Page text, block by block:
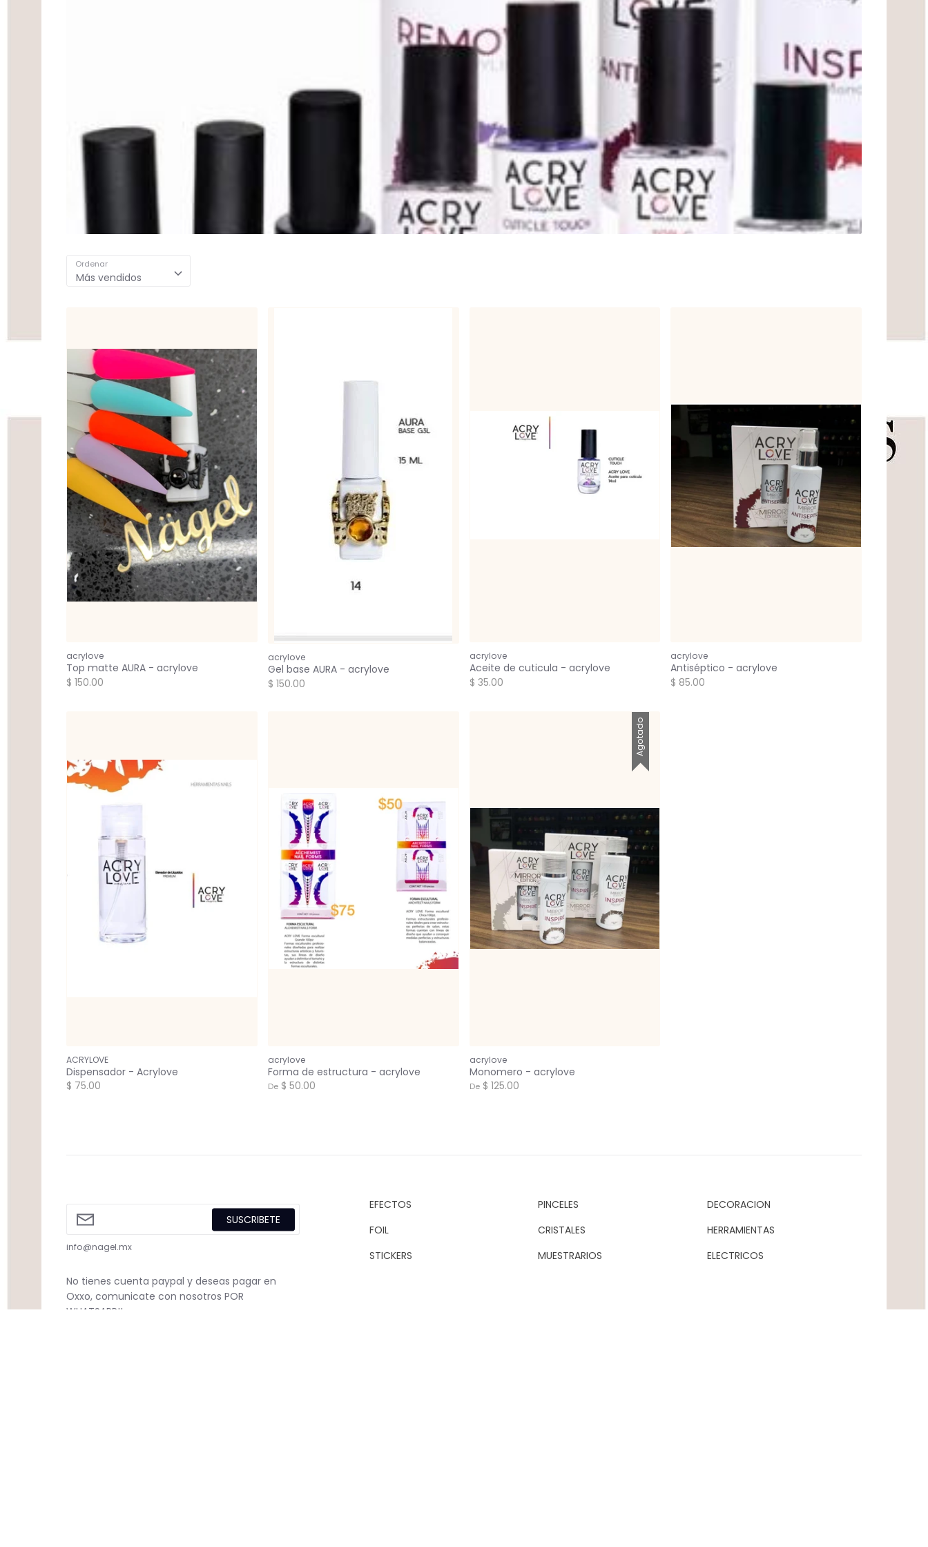
Ordenar
Más vendidos
acrylove
Top matte AURA - acrylove
$ 150.00
acrylove
Gel base AURA - acrylove
$ 150.00
acrylove
Aceite de cuticula - acrylove
$ 35.00
acrylove
Antiséptico - acrylove
$ 85.00
ACRYLOVE
Dispensador - Acrylove
$ 75.00
acrylove
Forma de estructura - acrylove
De $ 50.00
Agotado
acrylove
Monomero - acrylove
De $ 125.00
SUSCRIBETE
info@nagel.mx
No tienes cuenta paypal y deseas pagar en
Oxxo, comunicate con nosotros POR
WHATSAPP!!
EFECTOS PINCELES
DECORACION
FOIL
CRISTALES
HERRAMIENTAS
STICKERS
MUESTRARIOS ELECTRICOS